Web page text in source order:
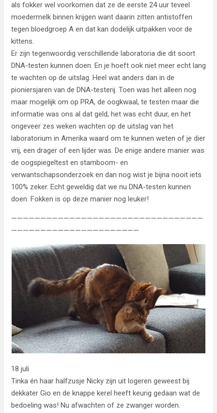
als fokker wel voorkomen dat ze de eerste 24 uur teveel
moedermelk binnen krijgen want daarin zitten antistoffen
tegen bloedgroep A en dat kan dodelijk uitpakken voor de
kittens.
Er zijn tegenwoordig verschillende laboratoria die dit soort
DNA-testen kunnen doen. En je hoeft ook niet meer echt lang
te wachten op de uitslag. Heel wat anders dan in de
pioniersjaren van de DNA-testerij. Toen was het alleen nog
maar mogelijk om op PRA, de oogkwaal, te testen maar die
informatie was ons al dat geld, het was echt duur, en het
ongeveer zes weken wachten op de uitslag van het
laboratorium in Amerika waard om te kunnen weten of je dier
vrij, een drager of een lijder was. De enige andere manier was
de oogspiegeltest en stamboom- en
verwantschapsonderzoek en dan nog wist je bijna nooit iets
100% zeker. Echt geweldig dat we nu DNA-testen kunnen
doen. Fokken is op deze manier nog leuker!
—————————————————————————————————
——————————————————————
18 juli
Tinka én haar halfzusje Nicky zijn uit logeren geweest bij
dekkater Gio en de knappe kerel heeft keurig gedaan wat de
bedoeling was! Nu afwachten of ze zwanger worden.